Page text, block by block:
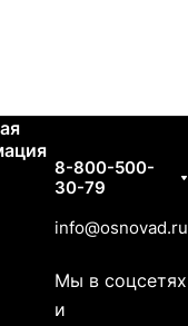
8-800-500-
30-79
info@osnovad.ru
Мы в соцсетях
и